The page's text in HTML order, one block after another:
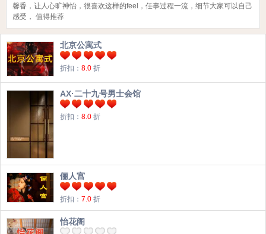
馨香，让人心旷神怡，很喜欢这样的feel，任事过程一流，细节大家可以自己
感受， 值得推荐
北京公寓式
折扣： 8.0 折
AX·二十九号男士会馆
折扣： 8.0 折
俪人宫
折扣： 7.0 折
怡花阁